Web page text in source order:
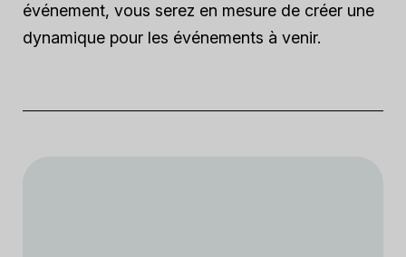
événement, vous serez en mesure de créer une
dynamique pour les événements à venir.